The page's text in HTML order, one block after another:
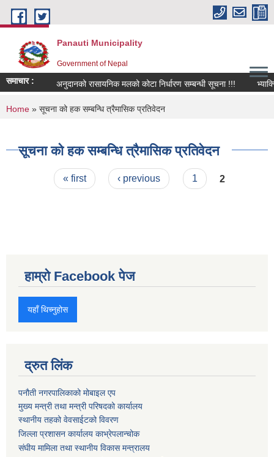
Skip to main content
Panauti Municipality
Government of Nepal
समाचार : अनुदानको रासायनिक मलको कोटा निर्धारण सम्बन्धी सूचना !!!
You are here
Home » सूचना को हक सम्बन्धि त्रैमासिक प्रतिवेदन
सूचना को हक सम्बन्धि त्रैमासिक प्रतिवेदन
Pages« first ‹ previous 1 2
हाम्रो Facebook पेज
यहाँ थिच्नुहोस
द्रुत लिंक
पनौती नगरपालिकाको मोबाइल एप
मुख्य मन्त्री तथा मन्त्री परिषदको कार्यालय
स्थानीय तहको वेवसाईटको विवरण
जिल्ला प्रशासन कार्यालय काभ्रेपलान्चोक
संघीय मामिला तथा स्थानीय विकास मन्त्रालय